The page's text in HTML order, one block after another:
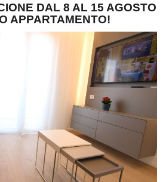
DAL 8 AL 15 AGOSTO
APPARTAMENTO!